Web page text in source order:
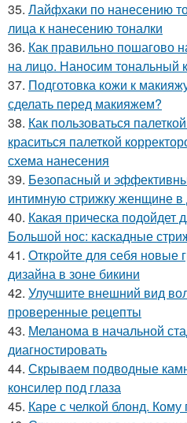
35. Лайфхаки по нанесению
лица к нанесению тоналки
36. Как правильно пошагово
на лицо. Наносим тональный
37. Подготовка кожи к
сделать перед макияжем?
38. Как пользоваться
краситься палеткой
схема нанесения
39. Безопасный и
интимную стрижку женщине
40. Какая прическа подойдет
Большой нос: каскадные
41. Откройте для себя новые
дизайна в зоне бикини
42. Улучшите внешний вид
проверенные рецепты
43. Меланома в начальной
диагностировать
44. Скрываем подводные
консилер под глаза
45. Каре с челкой блонд. Кому